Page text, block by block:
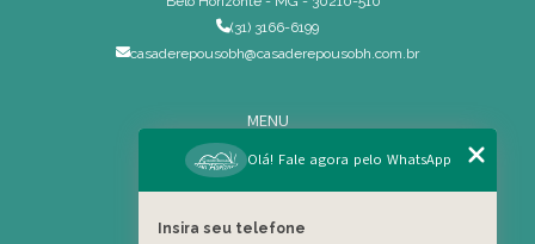
(31) 3166-6199
casaderepousobh@casaderepousobh.com.br
MENU
Home
Institucional
Olá! Fale agora pelo WhatsApp
Insira seu telefone